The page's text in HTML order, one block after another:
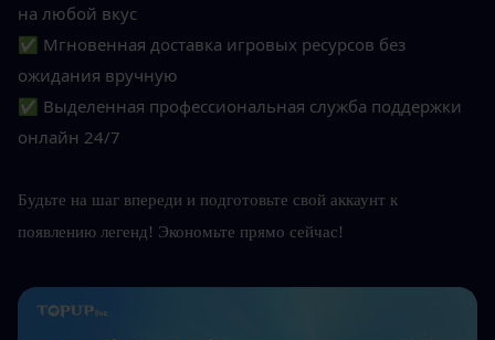
на любой вкус
✅ Мгновенная доставка игровых ресурсов без
ожидания вручную
✅ Выделенная профессиональная служба поддержки
онлайн 24/7
Будьте на шаг впереди и подготовьте свой аккаунт к
появлению легенд! Экономьте прямо сейчас!